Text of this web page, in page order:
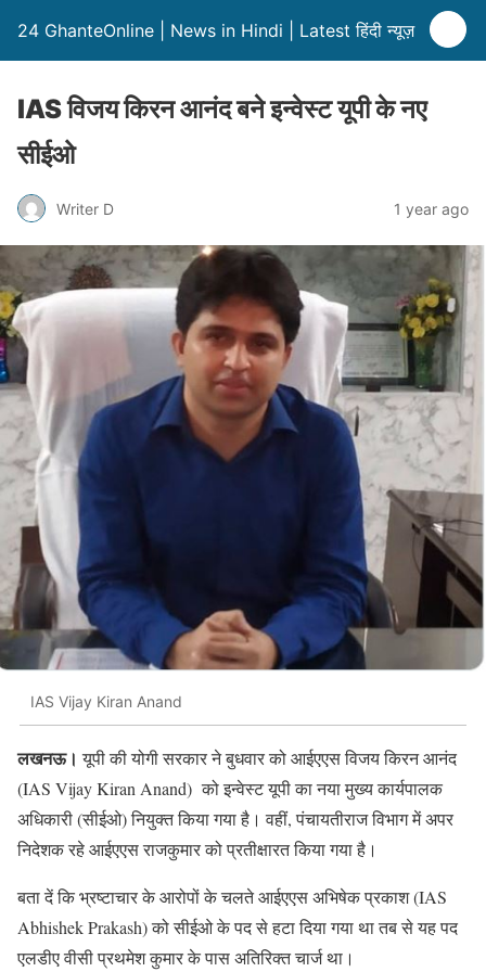
24 GhanteOnline | News in Hindi | Latest हिंदी न्यूज़
IAS विजय किरन आनंद बने इन्वेस्ट यूपी के नए
सीईओ
Writer D 1 year ago
IAS Vijay Kiran Anand
लखनऊ। यूपी की योगी सरकार ने बुधवार को आईएएस विजय किरन आनंद
(IAS Vijay Kiran Anand) को इन्वेस्ट यूपी का नया मुख्य कार्यपालक
अधिकारी (सीईओ) नियुक्त किया गया है। वहीं, पंचायतीराज विभाग में अपर
निदेशक रहे आईएएस राजकुमार को प्रतीक्षारत किया गया है।
बता दें कि भ्रष्टाचार के आरोपों के चलते आईएएस अभिषेक प्रकाश (IAS
Abhishek Prakash) को सीईओ के पद से हटा दिया गया था तब से यह पद
एलडीए वीसी प्रथमेश कुमार के पास अतिरिक्त चार्ज था।